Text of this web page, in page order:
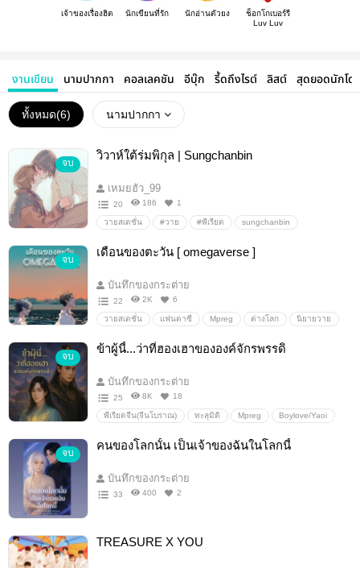
เจ้าของเรื่องฮิต นักเขียนที่รัก นักอ่านตัวยง
ช็อกโกเบอร์รี
Luv Luv
งานเขียน นามปากกา คอลเลคชัน อีบุ๊ก รี้ดถึงไรต์ ลิสต์ สุดยอดนักโด
ทั้งหมด(6) นามปากกา
จบ
วิวาห์ใต้ร่มพิกุล | Sungchanbin
เหมยฮัว_99
20 186 1
วายสเตชั่น #วาย #พีเรียด sungchanbin
จบ
เดือนของตะวัน [ omegaverse ]
บันทึกของกระต่าย
22 2K 6
วายสเตชั่น แฟนตาซี Mpreg ต่างโลก นิยายวาย
จบ
ข้าผู้นี้...ว่าที่ฮองเฮาขององค์จักรพรรดิ
บันทึกของกระต่าย
25 8K 18
พีเรียดจีน(จีนโบราณ) ทะลุมิติ Mpreg Boylove/Yaoi
นิยายจีนโบราณ แฟนตาซี
จบ
คนของโลกนั้น เป็นเจ้าของฉันในโลกนี้
บันทึกของกระต่าย
33 400 2
TREASURE X YOU